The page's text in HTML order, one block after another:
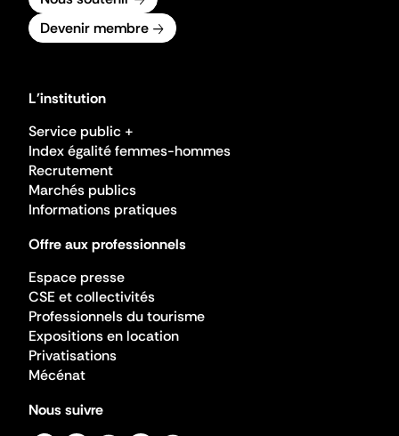
Devenir membre
L'institution
Service public +
Index égalité femmes-hommes
Recrutement
Marchés publics
Informations pratiques
Offre aux professionnels
Espace presse
CSE et collectivités
Professionnels du tourisme
Expositions en location
Privatisations
Mécénat
Nous suivre